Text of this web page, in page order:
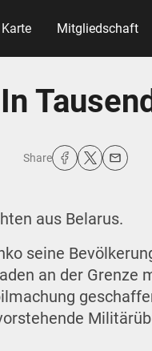
Karte Mitgliedschaft
Share
aus Belarus.
seine
an der Grenze